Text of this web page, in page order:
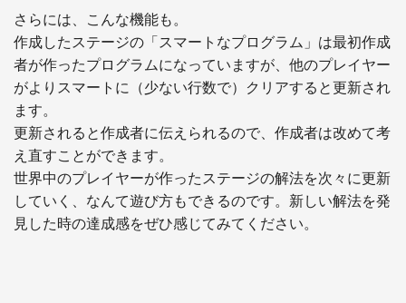
さらには、こんな機能も。
作成したステージの「スマートなプログラム」は最初作成
者が作ったプログラムになっていますが、他のプレイヤー
がよりスマートに（少ない行数で）クリアすると更新され
ます。
更新されると作成者に伝えられるので、作成者は改めて考
え直すことができます。
世界中のプレイヤーが作ったステージの解法を次々に更新
していく、なんて遊び方もできるのです。新しい解法を発
見した時の達成感をぜひ感じてみてください。